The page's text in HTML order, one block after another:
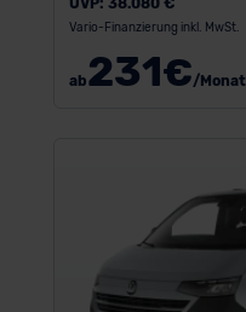
UVP: 38.080 €
Vario-Finanzierung inkl. MwSt.
ab231€/Monat